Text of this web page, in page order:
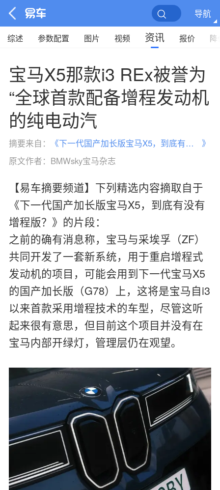
导航
综述 参数配置 图片 视频 资讯 报价 降
宝马X5那款i3 REx被誉为
“全球首款配备增程发动机
的纯电动汽
摘要来自： 《 下一代国产加长版宝马X5，到底有没有增程版？
》
原文作者： BMWsky宝马杂志
【易车摘要频道】下列精选内容摘取自于
《下一代国产加长版宝马X5，到底有没有
增程版？》的片段：
之前的确有消息称，宝马与采埃孚（ZF）
共同开发了一套新系统，用于重启增程式
发动机的项目，可能会用到下一代宝马X5
的国产加长版（G78）上，这将是宝马自i3
以来首款采用增程技术的车型，尽管这听
起来很有意思，但目前这个项目并没有在
宝马内部开绿灯，管理层仍在观望。